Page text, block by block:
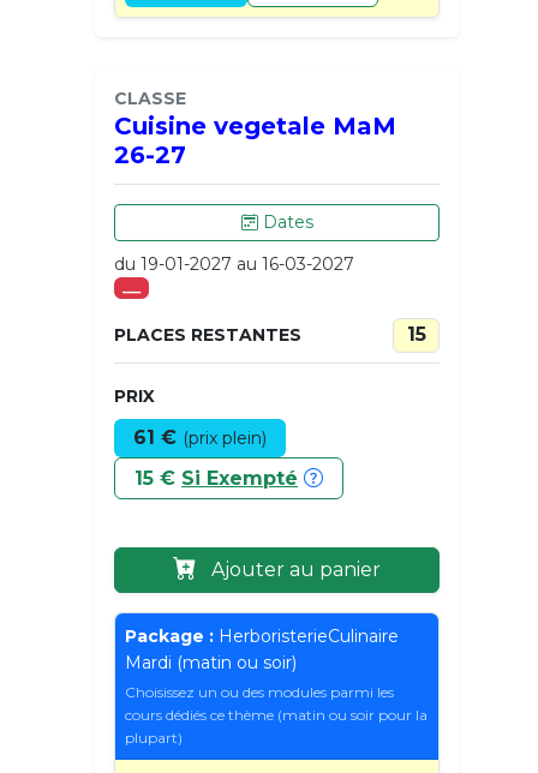
CLASSE
Cuisine vegetale MaM
26-27
Dates
du 19-01-2027 au 16-03-2027
___
PLACES RESTANTES 15
PRIX
61 € (prix plein)
15 € Si Exempté
Ajouter au panier
Package : HerboristerieCulinaire
Mardi (matin ou soir)
Choisissez un ou des modules parmi les
cours dédiés ce thème (matin ou soir pour la
plupart)